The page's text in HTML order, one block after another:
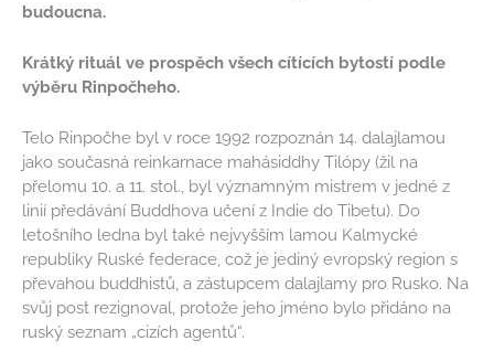
budoucna.
Krátký rituál ve prospěch všech cítících bytostí podle
výběru Rinpočheho.
Telo Rinpočhe byl v roce 1992 rozpoznán 14. dalajlamou
jako současná reinkarnace mahásiddhy Tilópy (žil na
přelomu 10. a 11. stol., byl významným mistrem v jedné z
linií předávání Buddhova učení z Indie do Tibetu). Do
letošního ledna byl také nejvyšším lamou Kalmycké
republiky Ruské federace, což je jediný evropský region s
převahou buddhistů, a zástupcem dalajlamy pro Rusko. Na
svůj post rezignoval, protože jeho jméno bylo přidáno na
ruský seznam „cizích agentů“.